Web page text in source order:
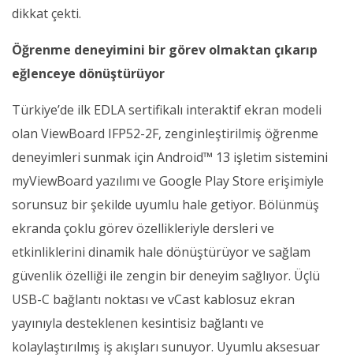
dikkat çekti.
Öğrenme deneyimini bir görev olmaktan çıkarıp
eğlenceye dönüştürüyor
Türkiye’de ilk EDLA sertifikalı interaktif ekran modeli
olan ViewBoard IFP52-2F, zenginleştirilmiş öğrenme
deneyimleri sunmak için Android™ 13 işletim sistemini
myViewBoard yazılımı ve Google Play Store erişimiyle
sorunsuz bir şekilde uyumlu hale getiyor. Bölünmüş
ekranda çoklu görev özellikleriyle dersleri ve
etkinliklerini dinamik hale dönüştürüyor ve sağlam
güvenlik özelliği ile zengin bir deneyim sağlıyor. Üçlü
USB-C bağlantı noktası ve vCast kablosuz ekran
yayınıyla desteklenen kesintisiz bağlantı ve
kolaylaştırılmış iş akışları sunuyor. Uyumlu aksesuar